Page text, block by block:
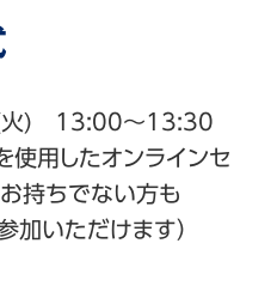
) 13:00～13:30
用したオンラインセ
持ちでない方も
加いただけます）